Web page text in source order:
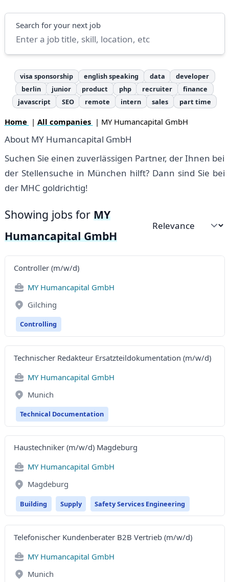
Search
Search for your next job
visa sponsorship english speaking data
developer
berlin
junior product php recruiter
finance
javascript
SEO remote intern sales part time
Home | All companies | MY Humancapital GmbH
About MY Humancapital GmbH
Suchen Sie einen zuverlässigen Partner, der Ihnen bei
der Stellensuche in München hilft? Dann sind Sie bei
der MHC goldrichtig!
Showing jobs for MY
Humancapital GmbH
Sort by
Controller (m/w/d)
MY Humancapital GmbH
Gilching
Controlling
Technischer Redakteur Ersatzteildokumentation (m/w/d)
MY Humancapital GmbH
Munich
Technical Documentation
Haustechniker (m/w/d) Magdeburg
MY Humancapital GmbH
Magdeburg
Building Supply Safety Services Engineering
Telefonischer Kundenberater B2B Vertrieb (m/w/d)
MY Humancapital GmbH
Munich